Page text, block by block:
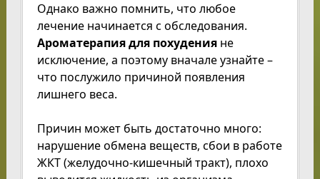
Однако важно помнить, что любое
лечение начинается с обследования.
Ароматерапия для похуденияне
исключение, а поэтому вначале узнайте –
что послужило причиной появления
лишнего веса.
Причин может быть достаточно много:
нарушение обмена веществ, сбои в работе
ЖКТ (желудочно-кишечный тракт), плохо